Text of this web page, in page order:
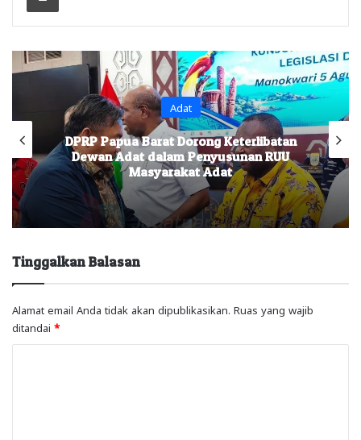
Adat
DPRP Papua Barat Dorong Keterlibatan
Dewan Adat dalam Penyusunan RUU
Masyarakat Adat
Tinggalkan Balasan
Alamat email Anda tidak akan dipublikasikan. Ruas yang wajib
ditandai *